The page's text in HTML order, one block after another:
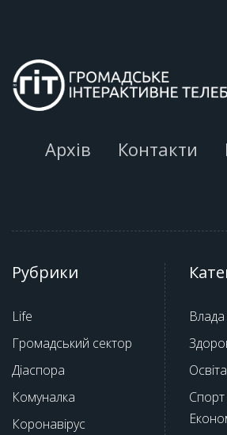
Архів Контакти
Рубрики
Life
Громадський сектор
Діаспора
Комуналка
Коронавірус
Влада
Освіта
Спорт